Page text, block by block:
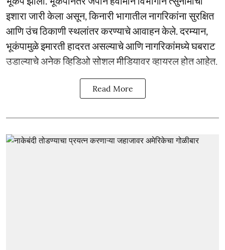
इशारा जारी केला असून, किनारी भागातील नागरिकांना सुरक्षित
आणि उंच ठिकाणी स्थलांतर करण्याचे आवाहन केले. दरम्यान,
भूकंपामुळे इमारती हादरत असल्याचे आणि नागरिकांमध्ये घबराट
उडाल्याचे अनेक व्हिडिओ सोशल मीडियावर व्हायरल होत आहेत.
Read More